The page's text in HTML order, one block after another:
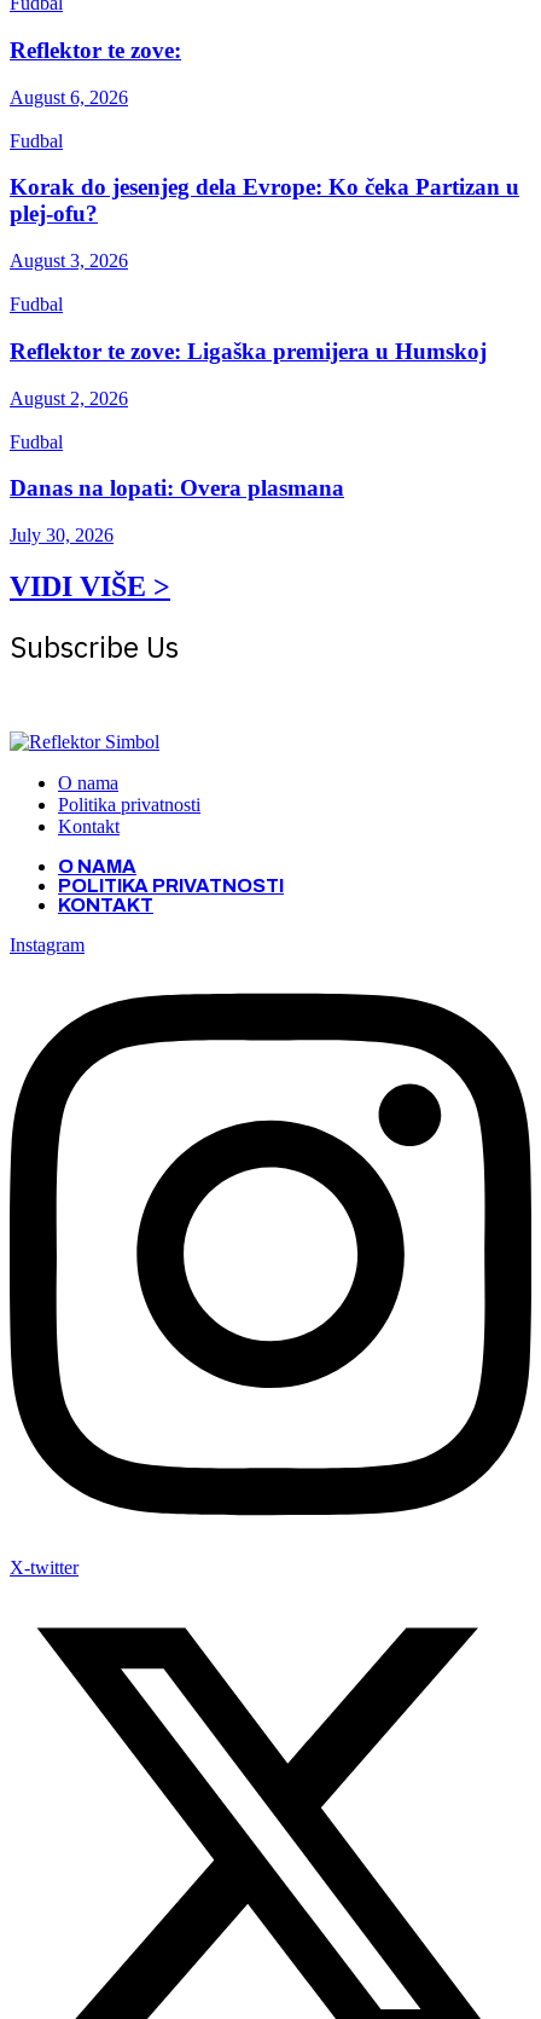
Reflektor te zove:
August 6, 2026
Fudbal
Korak do jesenjeg dela Evrope: Ko čeka Partizan u
plej-ofu?
August 3, 2026
Fudbal
Reflektor te zove: Ligaška premijera u Humskoj
August 2, 2026
Fudbal
Danas na lopati: Overa plasmana
July 30, 2026
VIDI VIŠE >
Subscribe Us
O nama
Politika privatnosti
Kontakt
O NAMA
POLITIKA PRIVATNOSTI
KONTAKT
Instagram
X-twitter